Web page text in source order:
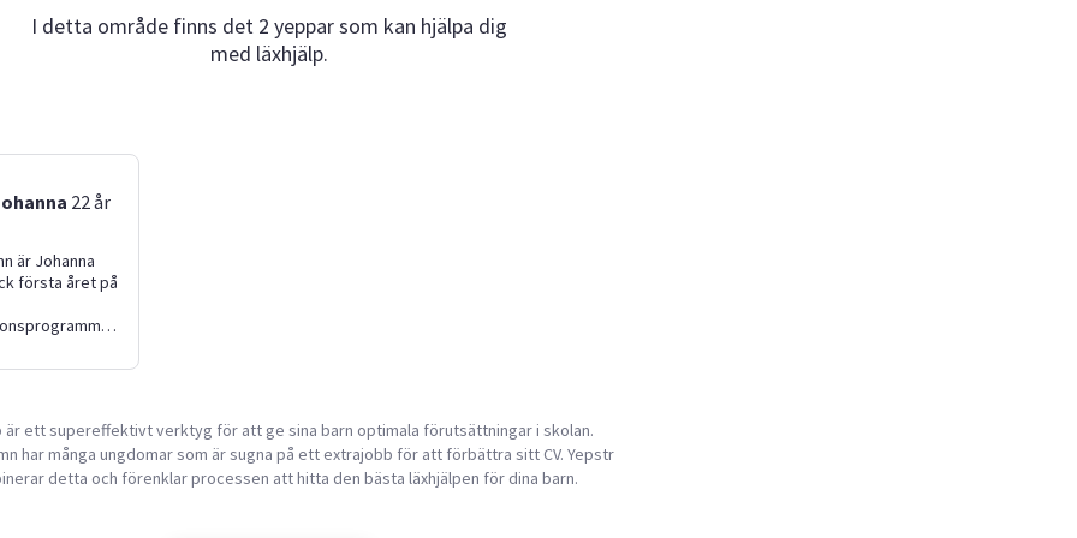
I detta område finns det 2 yeppar som kan hjälpa dig
med läxhjälp.
22år
är Johanna
första året på
nu på PEC.
och göra
är väldigt viktigt
Hoppas vi
är ett supereffektivt verktyg för att ge sina barn optimala förutsättningar i skolan.
har många ungdomar som är sugna på ett extrajobb för att förbättra sitt CV. Yepstr
detta och förenklar processen att hitta den bästa läxhjälpen för dina barn.